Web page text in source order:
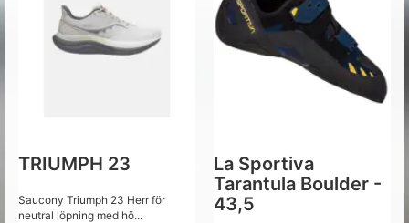
TRIUMPH 23
Saucony Triumph 23 Herr för
neutral löpning med hö...
La Sportiva
Tarantula Boulder -
43,5